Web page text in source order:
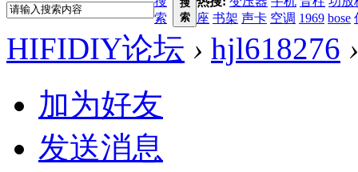
索
搜
索
座 书架 声卡 空调 1969 bose
HIFIDIY论坛 › hjl618276 ›
加为好友
发送消息